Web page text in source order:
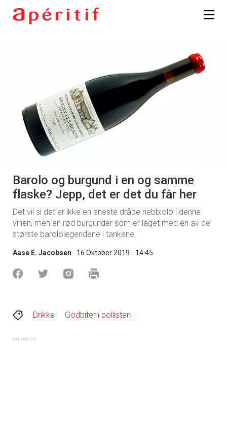
Barolo og burgund i en og samme
flaske? Jepp, det er det du får her
Det vil si det er ikke en eneste dråpe nebbiolo i denne
vinen, men en rød burgunder som er laget med en av de
største barololegendene i tankene.
Aase E. Jacobsen 16 Oktober 2019 - 14:45
Drikke Godbiter i pollisten